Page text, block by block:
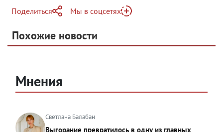
Поделиться
Telegram
Одноклассники
Мы в соцсетях
Яндекс Дзен
Похожие новости
Мнения
Светлана Балабан
Выгорание превратилось в одну из главных